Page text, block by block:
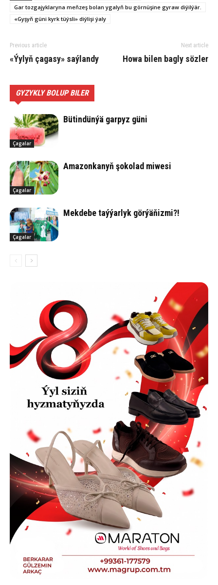
Gar toz­ga­jyk­la­ryna meňzeş bolan yga­lyň bu gör­nü­şi­ne gy­raw di­ýil­ýär.
«Gy­şyň gü­ni kyrk tüýs­li» diý­li­şi ýa­ly
Previous article
«Ýy­lyň ça­ga­sy» saý­la­ndy
Next article
Ho­wa bi­len bag­ly söz­ler
GYZYKLY BOLUP BILER
Çagalar
Bü­tin­dün­ýä gar­pyz gü­ni
Çagalar
Ama­zon­ka­nyň şo­ko­lad mi­we­si
Çagalar
Mek­de­be taý­ýar­lyk gör­ýä­ňiz­mi?!